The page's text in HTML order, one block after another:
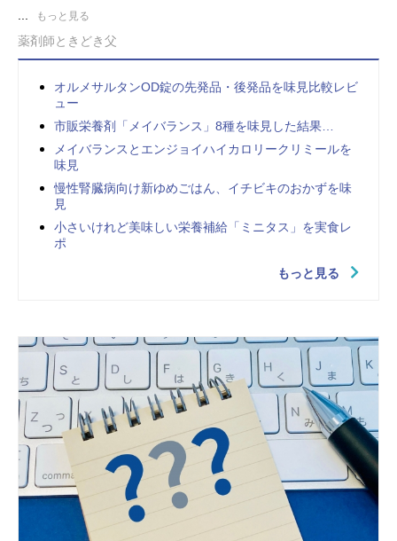
もっと見る
薬剤師ときどき父
オルメサルタンOD錠の先発品・後発品を味見比較レビ
ュー
市販栄養剤「メイバランス」8種を味見した結果…
メイバランスとエンジョイハイカロリークリミールを
味見
慢性腎臓病向け新ゆめごはん、イチビキのおかずを味
見
小さいけれど美味しい栄養補給「ミニタス」を実食レ
ポ
もっと見る